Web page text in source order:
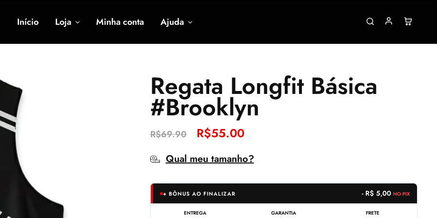
Início Loja Minha conta Ajuda
Regata Longfit Básica
#Brooklyn
R$69.90 R$55.00
Qual meu tamanho?
+ BÔNUS AO FINALIZAR - R$ 5,00 NO PIX
ENTREGA GARANTIA FRETE